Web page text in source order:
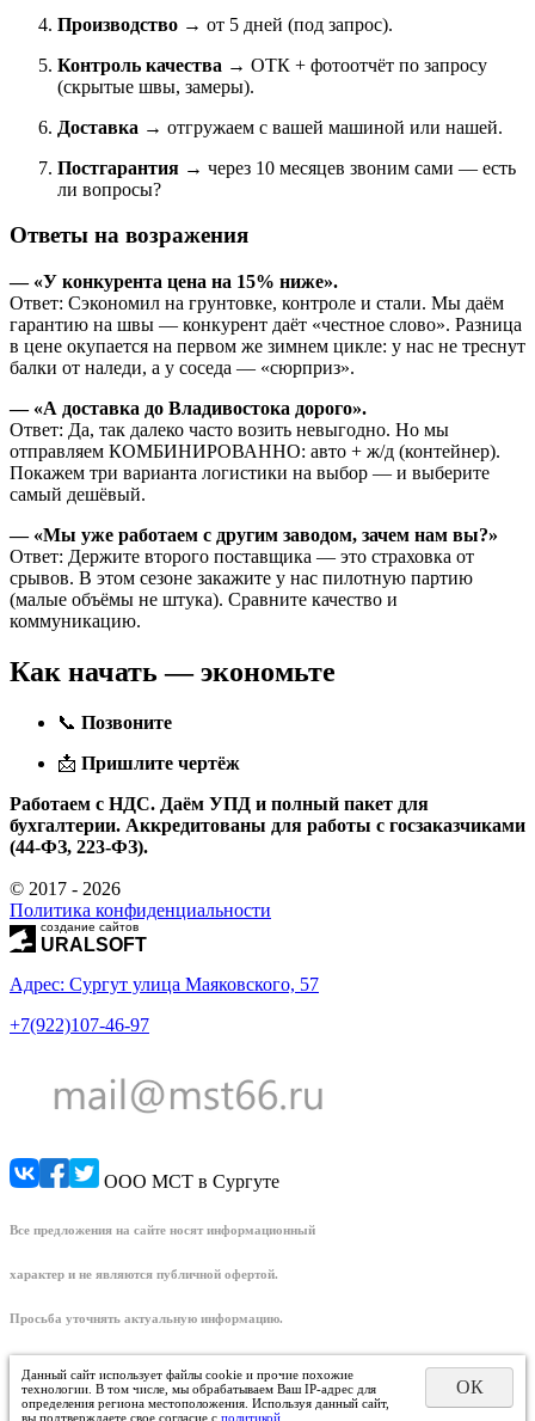
Производство → от 5 дней (под запрос).
Контроль качества → ОТК + фотоотчёт по запросу
(скрытые швы, замеры).
Доставка → отгружаем с вашей машиной или нашей.
Постгарантия → через 10 месяцев звоним сами — есть
ли вопросы?
Ответы на возражения
— «У конкурента цена на 15% ниже».
Ответ: Сэкономил на грунтовке, контроле и стали. Мы даём
гарантию на швы — конкурент даёт «честное слово». Разница
в цене окупается на первом же зимнем цикле: у нас не треснут
балки от наледи, а у соседа — «сюрприз».
— «А доставка до Владивостока дорого».
Ответ: Да, так далеко часто возить невыгодно. Но мы
отправляем КОМБИНИРОВАННО: авто + ж/д (контейнер).
Покажем три варианта логистики на выбор — и выберите
самый дешёвый.
— «Мы уже работаем с другим заводом, зачем нам вы?»
Ответ: Держите второго поставщика — это страховка от
срывов. В этом сезоне закажите у нас пилотную партию
(малые объёмы не штука). Сравните качество и
коммуникацию.
Как начать — экономьте
📞 Позвоните
📩 Пришлите чертёж
Работаем с НДС. Даём УПД и полный пакет для
бухгалтерии. Аккредитованы для работы с госзаказчиками
(44‑ФЗ, 223‑ФЗ).
© 2017 - 2026
Политика конфиденциальности
создание сайтов
URALSOFT
Адрес: Сургут улица Маяковского, 57
+7(922)107-46-97
ООО МСТ в Сургуте
Все предложения на сайте носят информационный
характер и не являются публичной офертой.
Просьба уточнять актуальную информацию.
Данный сайт использует файлы cookie и прочие похожие
технологии. В том числе, мы обрабатываем Ваш IP-адрес для
определения региона местоположения. Используя данный сайт,
вы подтверждаете свое согласие с политикой
ОК